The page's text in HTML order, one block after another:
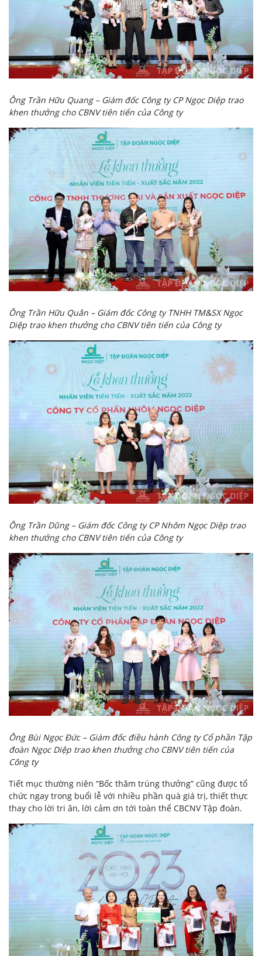
Ông Trần Hữu Quang – Giám đốc Công ty CP Ngọc Diệp trao
khen thưởng cho CBNV tiên tiến của Công ty
Ông Trần Hữu Quân – Giám đốc Công ty TNHH TM&SX Ngọc
Diệp trao khen thưởng cho CBNV tiên tiến của Công ty
Ông Trần Dũng – Giám đốc Công ty CP Nhôm Ngọc Diệp trao
khen thưởng cho CBNV tiên tiến của Công ty
Ông Bùi Ngọc Đức – Giám đốc điều hành Công ty Cổ phần Tập
đoàn Ngọc Diệp trao khen thưởng cho CBNV tiên tiến của
Công ty
Tiết mục thường niên “Bốc thăm trúng thưởng” cũng được tổ
chức ngay trong buổi lễ với nhiều phần quà giá trị, thiết thực
thay cho lời tri ân, lời cảm ơn tới toàn thể CBCNV Tập đoàn.